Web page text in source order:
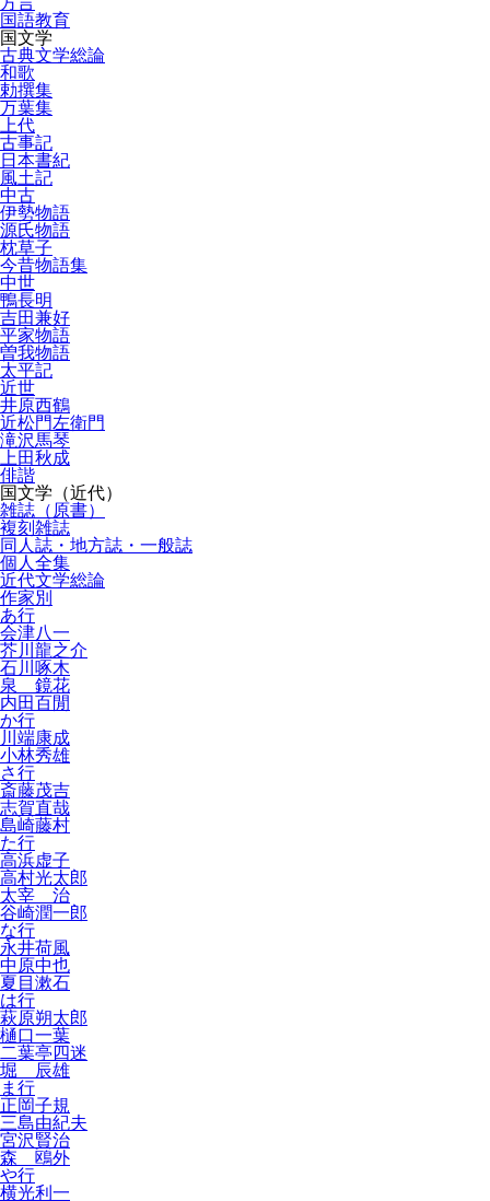
国語教育
国文学
古典文学総論
和歌
勅撰集
万葉集
上代
古事記
日本書紀
風土記
中古
伊勢物語
源氏物語
枕草子
今昔物語集
中世
鴨長明
吉田兼好
平家物語
曽我物語
太平記
近世
井原西鶴
近松門左衛門
滝沢馬琴
上田秋成
俳諧
国文学（近代）
雑誌（原書）
複刻雑誌
同人誌・地方誌・一般誌
個人全集
近代文学総論
作家別
あ行
会津八一
芥川龍之介
石川啄木
泉 鏡花
内田百閒
か行
川端康成
小林秀雄
さ行
斎藤茂吉
志賀直哉
島崎藤村
た行
高浜虚子
高村光太郎
太宰 治
谷崎潤一郎
な行
永井荷風
中原中也
夏目漱石
は行
萩原朔太郎
樋口一葉
二葉亭四迷
堀 辰雄
ま行
正岡子規
三島由紀夫
宮沢賢治
森 鴎外
や行
横光利一